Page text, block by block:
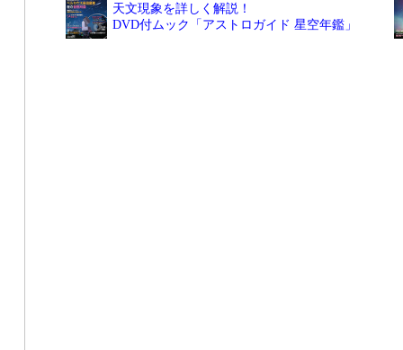
天文現象を詳しく解説！
DVD付ムック「アストロガイド 星空年鑑」